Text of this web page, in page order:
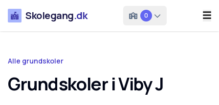
Skolegang.dk 0
Alle grundskoler
Grundskoler i Viby J